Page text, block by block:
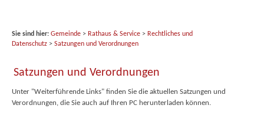
Sie sind hier: Gemeinde> Rathaus & Service> Rechtliches und
Datenschutz> Satzungen und Verordnungen
Satzungen und Verordnungen
Unter "Weiterführende Links" finden Sie die aktuellen Satzungen und
Verordnungen, die Sie auch auf Ihren PC herunterladen können.